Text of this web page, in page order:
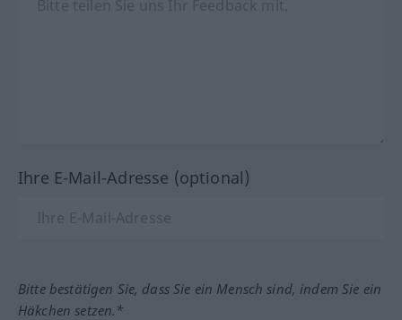
Ihre E-Mail-Adresse (optional)
Bitte bestätigen Sie, dass Sie ein Mensch sind, indem Sie ein
Häkchen setzen.*